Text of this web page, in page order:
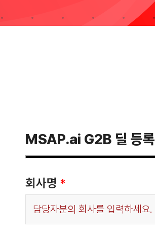
기술지원
MSAP.ai G2B 딜 등록
회사명 *